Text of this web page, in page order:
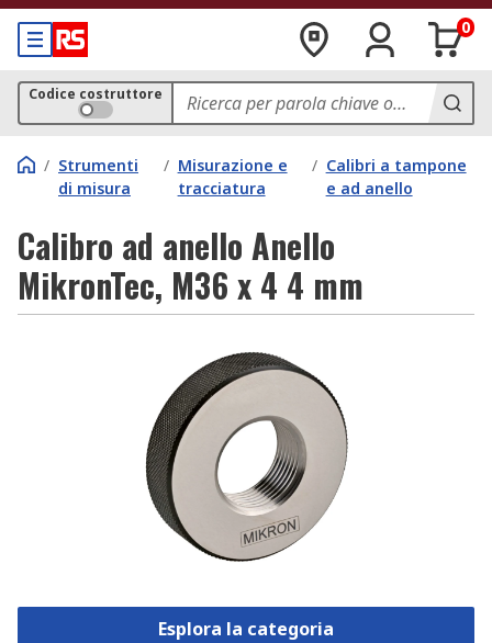
0
Codice costruttore
/ Strumenti
di misura
/ Misurazione e
tracciatura
/ Calibri a tampone
e ad anello
Calibro ad anello Anello
MikronTec, M36 x 4 4 mm
Esplora la categoria